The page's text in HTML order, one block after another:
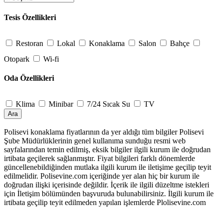
Tesis Özellikleri
Restoran Lokal Konaklama Salon
Bahçe
Otopark
Wi-fi
Oda Özellikleri
Klima Minibar 7/24 Sıcak Su TV
Ara
Polisevi konaklama fiyatlarının da yer aldığı tüm bilgiler Polisevi
Şube Müdürlüklerinin genel kullanıma sunduğu resmi web
sayfalarından temin edilmiş, eksik bilgiler ilgili kurum ile doğrudan
irtibata geçilerek sağlanmıştır. Fiyat bilgileri farklı dönemlerde
güncellenebildiğinden mutlaka ilgili kurum ile iletişime geçilip teyit
edilmelidir. Polisevine.com içeriğinde yer alan hiç bir kurum ile
doğrudan ilişki içerisinde değildir. İçerik ile ilgili düzeltme istekleri
için İletişim bölümünden başvuruda bulunabilirsiniz. İlgili kurum ile
irtibata geçilip teyit edilmeden yapılan işlemlerde Plolisevine.com